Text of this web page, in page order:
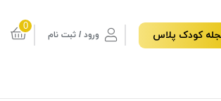
کودک پلاس ورود / ثبت نام
0